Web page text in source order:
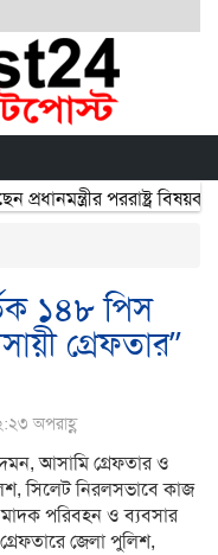
পররাষ্ট্র বিষয়ক
১৪৮ পিস
গ্রেফতার”
অপরাহ্ণ
আসামি গ্রেফতার ও
সিলেট নিরলসভাবে কাজ
মাদক পরিবহন ও ব্যবসার
জেলা পুলিশ,